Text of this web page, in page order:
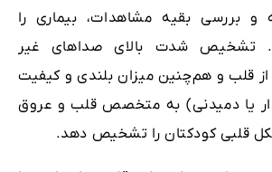
بررسی بقیه مشاهدات، بیماری را
شدت بالای صداهای غیر
قلب و هم‌چنین میزان بلندی و کیفیت
یا دمیدنی) به متخصص قلب و عروق
قلبی کودکتان را تشخیص دهد.